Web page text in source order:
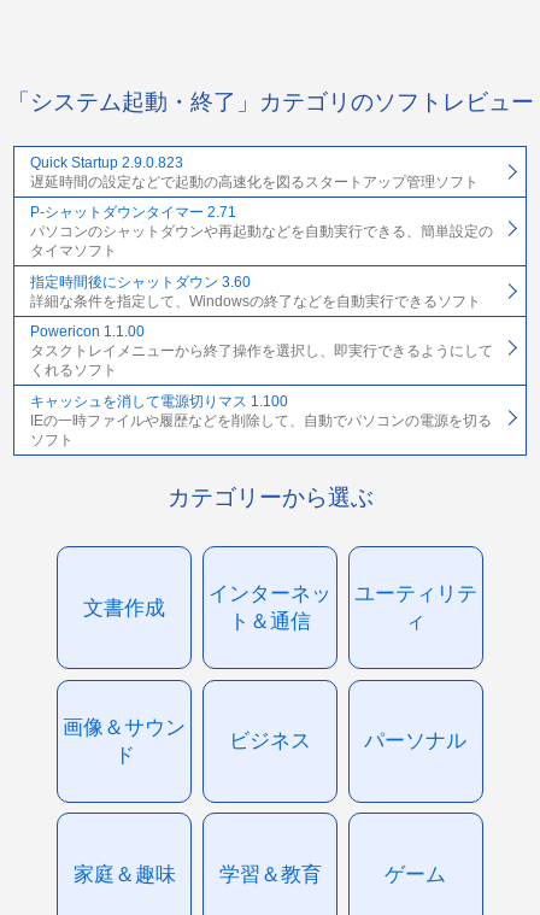
「システム起動・終了」カテゴリのソフトレビュー
Quick Startup 2.9.0.823
遅延時間の設定などで起動の高速化を図るスタートアップ管理ソフト
P-シャットダウンタイマー 2.71
パソコンのシャットダウンや再起動などを自動実行できる、簡単設定の
タイマソフト
指定時間後にシャットダウン 3.60
詳細な条件を指定して、Windowsの終了などを自動実行できるソフト
Powericon 1.1.00
タスクトレイメニューから終了操作を選択し、即実行できるようにして
くれるソフト
キャッシュを消して電源切りマス 1.100
IEの一時ファイルや履歴などを削除して、自動でパソコンの電源を切る
ソフト
カテゴリーから選ぶ
文書作成
インターネッ
ト＆通信
ユーティリテ
ィ
画像＆サウン
ド
ビジネス パーソナル
家庭＆趣味 学習＆教育 ゲーム